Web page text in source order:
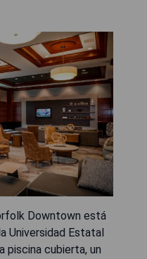
Downtown está
Universidad Estatal
piscina cubierta, un